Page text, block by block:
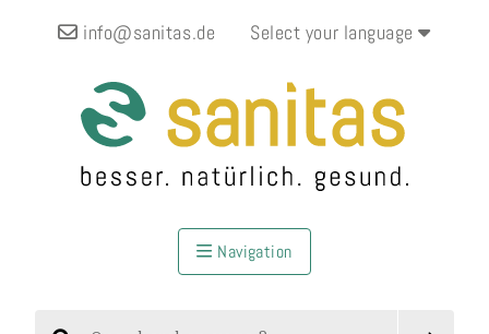
info@sanitas.de Select your language
Navigation